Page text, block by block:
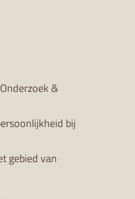
&
bij
gebied van